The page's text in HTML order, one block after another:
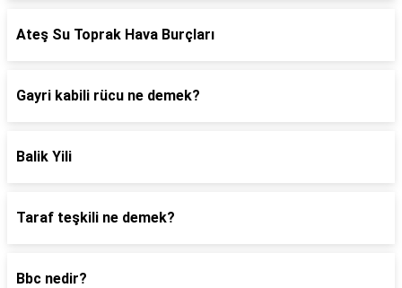
Ateş Su Toprak Hava Burçları
Gayri kabili rücu ne demek?
Balik Yili
Taraf teşkili ne demek?
Bbc nedir?